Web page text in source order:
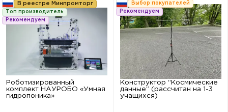
В реестре Минпромторг
Топ производитель
Рекомендуем
Роботизированный
комплект НАУРОБО «Умная
гидропоника»
Выбор покупателей
Рекомендуем
Конструктор “Космические
данные” (рассчитан на 1-3
учащихся)